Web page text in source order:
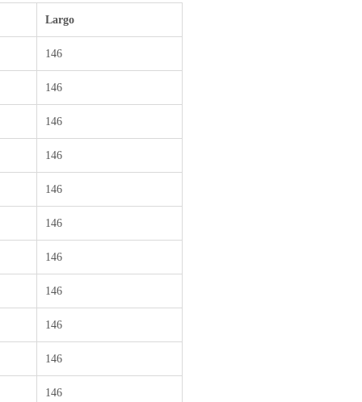
Largo
146
146
146
146
146
146
146
146
146
146
146